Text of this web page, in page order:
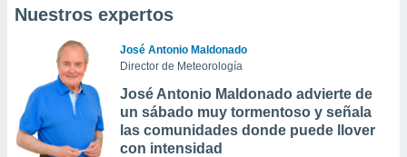
Nuestros expertos
José Antonio Maldonado
Director de Meteorología
José Antonio Maldonado advierte de
un sábado muy tormentoso y señala
las comunidades donde puede llover
con intensidad